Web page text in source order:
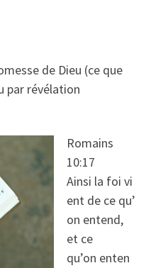
de Dieu (ce que
par révélation
Romains
10:17
Ainsi la foi vi
ent de ce qu’
on entend,
et ce
qu’on enten